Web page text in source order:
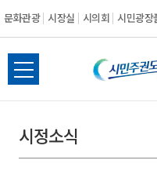
문화관광 시장실 시의회 시민광장
전
체
뉴
열
시정소식